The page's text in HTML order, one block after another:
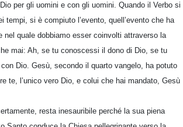
per gli uomini e con gli uomini. Quando il Verbo si
si è compiuto l’evento, quell’evento che ha
quale dobbiamo esser coinvolti attraverso la
mai: Ah, se tu conoscessi il dono di Dio, se tu
Dio. Gesù, secondo il quarto vangelo, ha potuto
te, l’unico vero Dio, e colui che hai mandato, Gesù
resta inesauribile perché la sua piena